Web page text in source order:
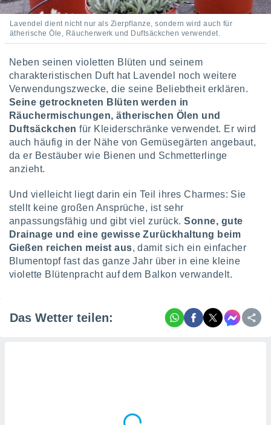
Lavendel dient nicht nur als Zierpflanze, sondern wird auch für
ätherische Öle, Räucherwerk und Duftsäckchen verwendet.
Neben seinen violetten Blüten und seinem
charakteristischen Duft hat Lavendel noch weitere
Verwendungszwecke, die seine Beliebtheit erklären.
Seine getrockneten Blüten werden in
Räuchermischungen, ätherischen Ölen und
Duftsäckchenfür Kleiderschränke verwendet. Er wird
auch häufig in der Nähe von Gemüsegärten angebaut,
da er Bestäuber wie Bienen und Schmetterlinge
anzieht.
Und vielleicht liegt darin ein Teil ihres Charmes: Sie
stellt keine großen Ansprüche, ist sehr
anpassungsfähig und gibt viel zurück.Sonne, gute
Drainage und eine gewisse Zurückhaltung beim
Gießen reichen meist aus, damit sich ein einfacher
Blumentopf fast das ganze Jahr über in eine kleine
violette Blütenpracht auf dem Balkon verwandelt.
Das Wetter teilen: